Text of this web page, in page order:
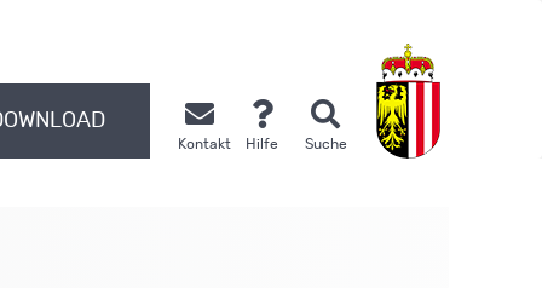
Kontakt Hilfe Suche